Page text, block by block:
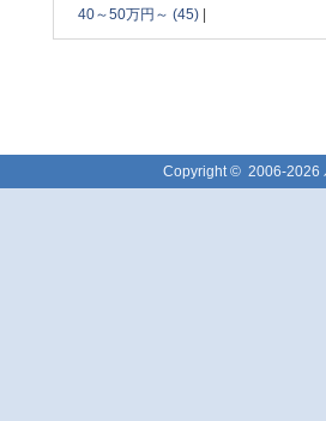
40～50万円～ (45) |
Copyright © 2006-2026